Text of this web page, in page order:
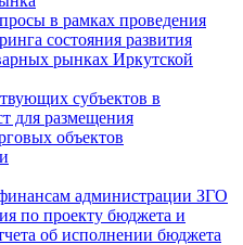
в рамках проведения
состояния развития
рынках Иркутской
субъектов в
для размещения
объектов
администрации ЗГО
по проекту бюджета и
об исполнении бюджета